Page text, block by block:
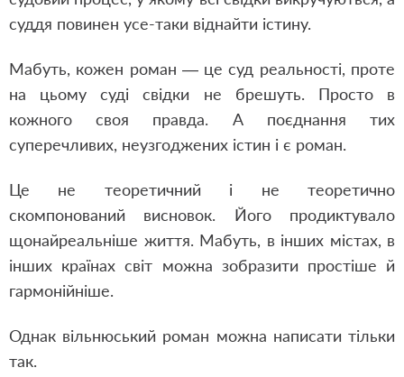
суддя повинен усе-таки віднайти істину.
Мабуть, кожен роман — це суд реальності, проте
на цьому суді свідки не брешуть. Просто в
кожного своя правда. А поєднання тих
суперечливих, неузгоджених істин і є роман.
Це не теоретичний і не теоретично
скомпонований висновок. Його продиктувало
щонайреальніше життя. Мабуть, в інших містах, в
інших країнах світ можна зобразити простіше й
гармонійніше.
Однак вільнюський роман можна написати тільки
так.